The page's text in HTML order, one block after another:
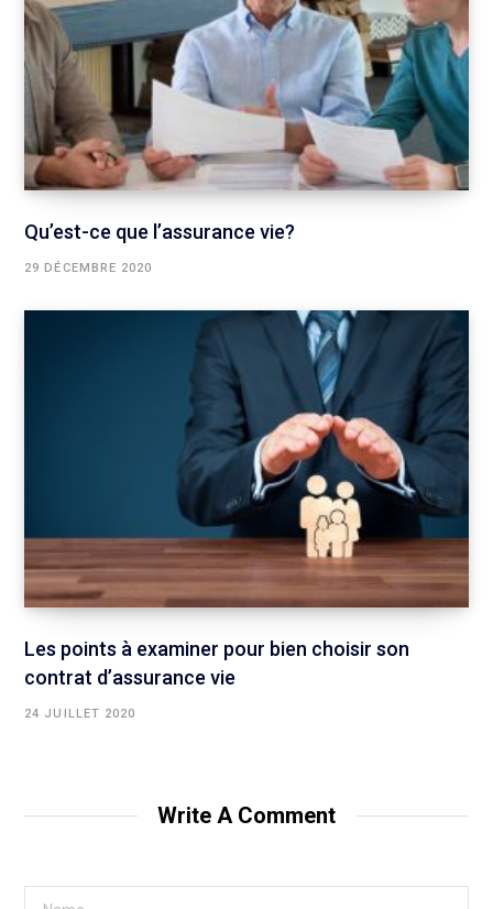
Qu’est-ce que l’assurance vie?
29 DÉCEMBRE 2020
Les points à examiner pour bien choisir son
contrat d’assurance vie
24 JUILLET 2020
Write A Comment